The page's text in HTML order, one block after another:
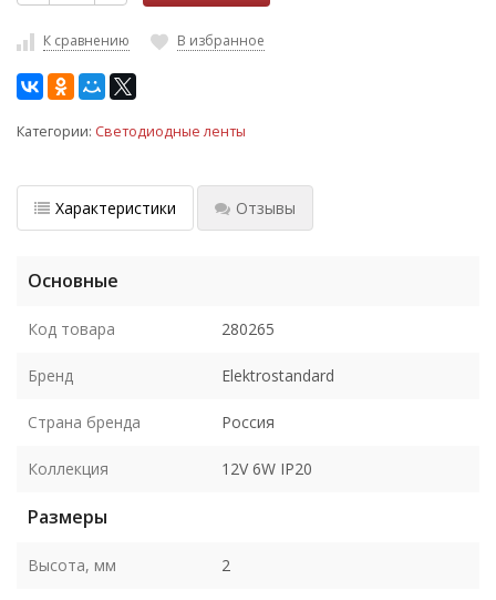
К сравнению В избранное
Категории: Светодиодные ленты
Характеристики Отзывы
Основные
Код товара 280265
Бренд Elektrostandard
Страна бренда Россия
Коллекция 12V 6W IP20
Размеры
Высота, мм 2